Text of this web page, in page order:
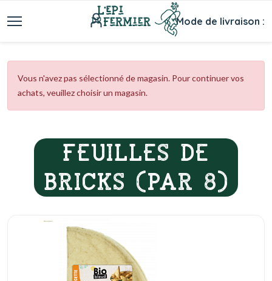
Mode de livraison :
Vous n'avez pas sélectionné de magasin. Pour continuer vos
achats, veuillez choisir un magasin.
FEUILLES DE
BRICKS (PAR 8)